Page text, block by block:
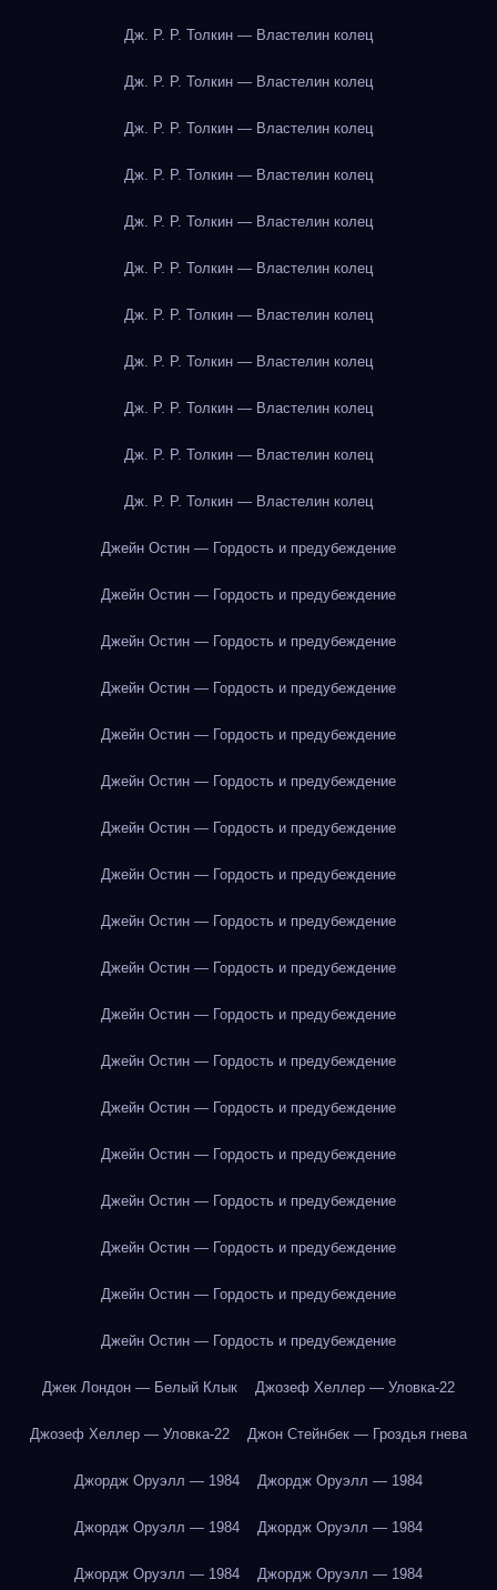
Дж. Р. Р. Толкин — Властелин колец
Дж. Р. Р. Толкин — Властелин колец
Дж. Р. Р. Толкин — Властелин колец
Дж. Р. Р. Толкин — Властелин колец
Дж. Р. Р. Толкин — Властелин колец
Дж. Р. Р. Толкин — Властелин колец
Дж. Р. Р. Толкин — Властелин колец
Дж. Р. Р. Толкин — Властелин колец
Дж. Р. Р. Толкин — Властелин колец
Дж. Р. Р. Толкин — Властелин колец
Дж. Р. Р. Толкин — Властелин колец
Джейн Остин — Гордость и предубеждение
Джейн Остин — Гордость и предубеждение
Джейн Остин — Гордость и предубеждение
Джейн Остин — Гордость и предубеждение
Джейн Остин — Гордость и предубеждение
Джейн Остин — Гордость и предубеждение
Джейн Остин — Гордость и предубеждение
Джейн Остин — Гордость и предубеждение
Джейн Остин — Гордость и предубеждение
Джейн Остин — Гордость и предубеждение
Джейн Остин — Гордость и предубеждение
Джейн Остин — Гордость и предубеждение
Джейн Остин — Гордость и предубеждение
Джейн Остин — Гордость и предубеждение
Джейн Остин — Гордость и предубеждение
Джейн Остин — Гордость и предубеждение
Джейн Остин — Гордость и предубеждение
Джейн Остин — Гордость и предубеждение
Джек Лондон — Белый Клык Джозеф Хеллер — Уловка-22
Джозеф Хеллер — Уловка-22 Джон Стейнбек — Гроздья гнева
Джордж Оруэлл — 1984 Джордж Оруэлл — 1984
Джордж Оруэлл — 1984 Джордж Оруэлл — 1984
Джордж Оруэлл — 1984 Джордж Оруэлл — 1984